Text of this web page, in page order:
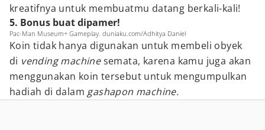
kreatifnya untuk membuatmu datang berkali-kali!
5. Bonus buat dipamer!
Pac-Man Museum+ Gameplay. duniaku.com/Adhitya Daniel
Koin tidak hanya digunakan untuk membeli obyek
di vending machinesemata, karena kamu juga akan
menggunakan koin tersebut untuk mengumpulkan
hadiah di dalam gashapon machine.